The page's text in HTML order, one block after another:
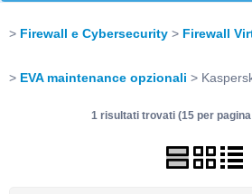
Prodotti
Corsi
ASSISTENZA
Firewall e Cybersecurity Firewall
EVA maintenance opzionali
1 risultati trovati (15 per